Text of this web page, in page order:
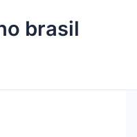
brasil